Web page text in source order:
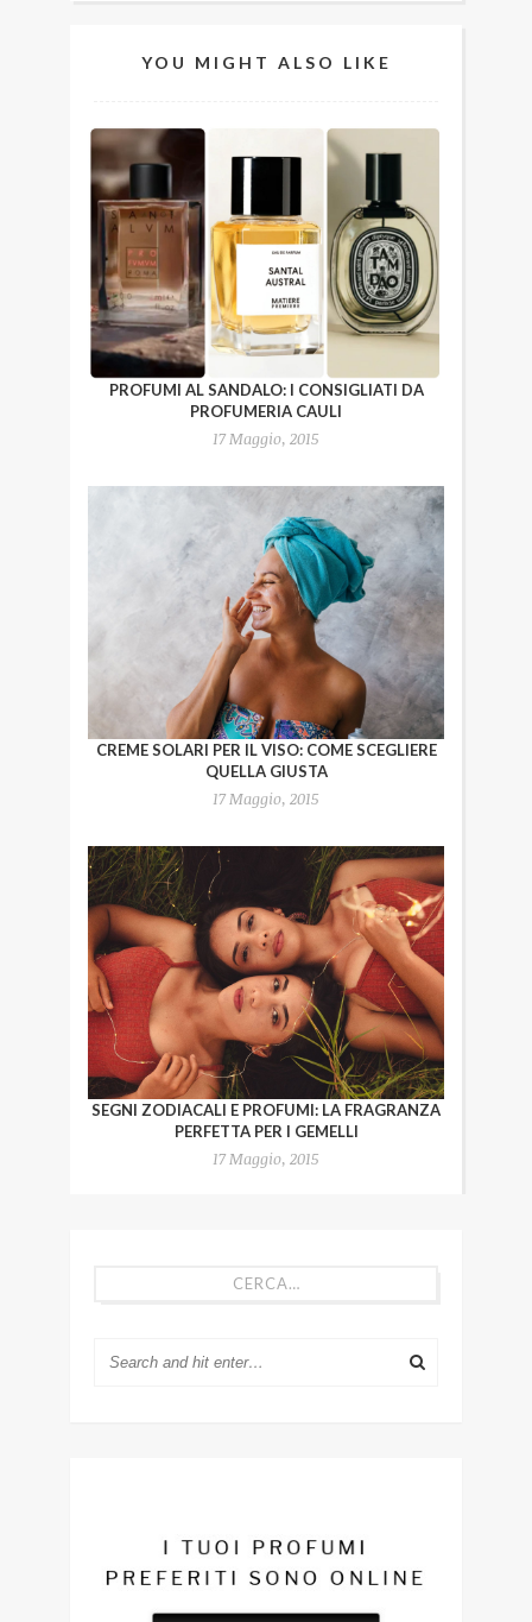
YOU MIGHT ALSO LIKE
PROFUMI AL SANDALO: I CONSIGLIATI DA
PROFUMERIA CAULI
17 Maggio, 2015
CREME SOLARI PER IL VISO: COME SCEGLIERE
QUELLA GIUSTA
17 Maggio, 2015
SEGNI ZODIACALI E PROFUMI: LA FRAGRANZA
PERFETTA PER I GEMELLI
17 Maggio, 2015
CERCA…